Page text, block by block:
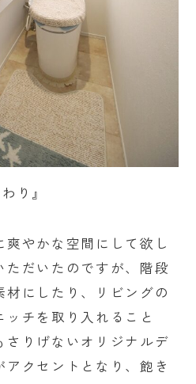
り』
やかな空間にして欲し
ただいたのですが、階段
にしたり、リビングの
チを取り入れること
さりげないオリジナルデ
クセントとなり、飽き